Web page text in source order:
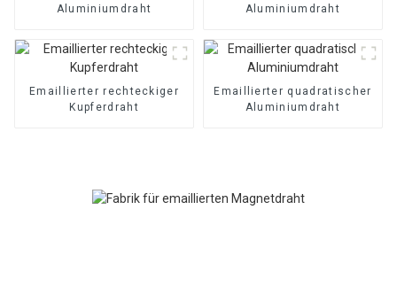
Aluminiumdraht
Aluminiumdraht
Emaillierter rechteckiger
Kupferdraht
Emaillierter quadratischer
Aluminiumdraht